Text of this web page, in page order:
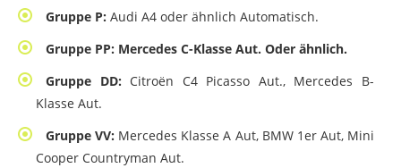
Gruppe P: Audi A4 oder ähnlich Automatisch.
Gruppe PP: Mercedes C-Klasse Aut. Oder ähnlich.
Gruppe DD: Citroën C4 Picasso Aut., Mercedes B-
Klasse Aut.
Gruppe VV: Mercedes Klasse A Aut, BMW 1er Aut, Mini
Cooper Countryman Aut.